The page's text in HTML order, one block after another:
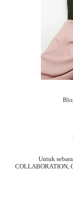
Untuk
COLLABORATION,